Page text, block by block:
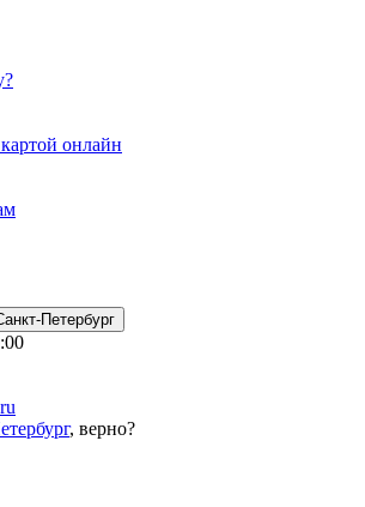
онлайн
Петербург
, верно?